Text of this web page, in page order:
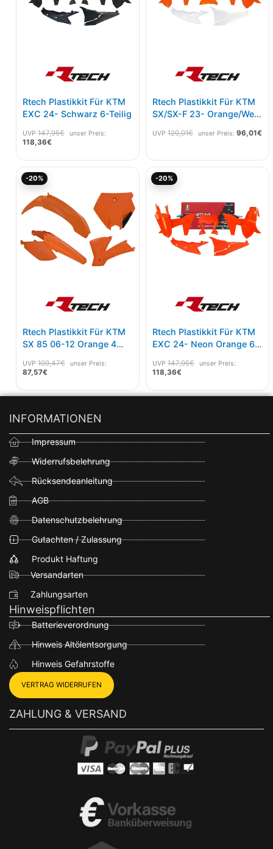
Rtech Plastikkit Für KTM
EXC 24- Schwarz 6-Teilig
UVP 147,95€ unser Preis:
118,36€
Rtech Plastikkit Für KTM
SX/SX-F 23- Orange/Weiß
UVP 120,01€ unser Preis: 96,01€
-20%
Rtech Plastikkit Für KTM
SX 85 06-12 Orange 4
UVP 109,47€ unser Preis:
87,57€
Preis
87,57€.
-20%
Rtech Plastikkit Für KTM
EXC 24- Neon Orange 6-
UVP 147,95€ unser Preis:
118,36€
INFORMATIONEN
Impressum
Widerrufsbelehrung
Rücksendeanleitung
AGB
Datenschutzbelehrung
Gutachten / Zulassung
Produkt Haftung
Versandarten
Zahlungsarten
Hinweispflichten
Batterieverordnung
Hinweis Altölentsorgung
Hinweis Gefahrstoffe
VERTRAG WIDERRUFEN
ZAHLUNG & VERSAND